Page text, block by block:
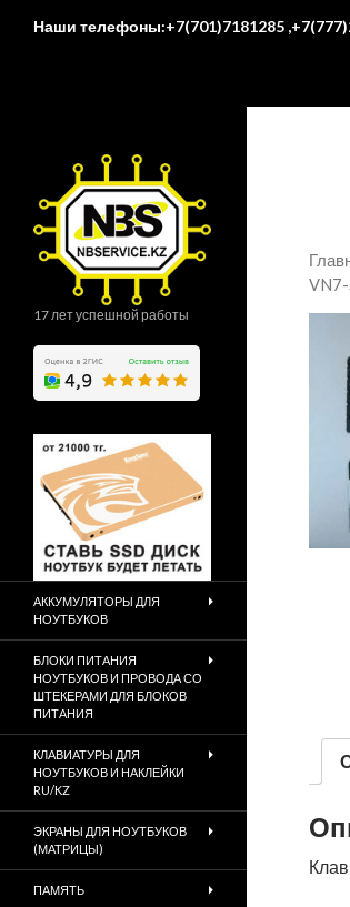
Наши телефоны:+7(701)7181285
VN7-
17 лет успешной работы
АККУМУЛЯТОРЫ ДЛЯ
НОУТБУКОВ
БЛОКИ ПИТАНИЯ
НОУТБУКОВ И ПРОВОДА СО
ШТЕКЕРАМИ ДЛЯ БЛОКОВ
ПИТАНИЯ
КЛАВИАТУРЫ ДЛЯ
НОУТБУКОВ И НАКЛЕЙКИ
RU/KZ
ЭКРАНЫ ДЛЯ НОУТБУКОВ
(МАТРИЦЫ)
ПАМЯТЬ